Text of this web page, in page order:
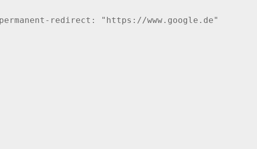
redirect: "https://www.google.de"